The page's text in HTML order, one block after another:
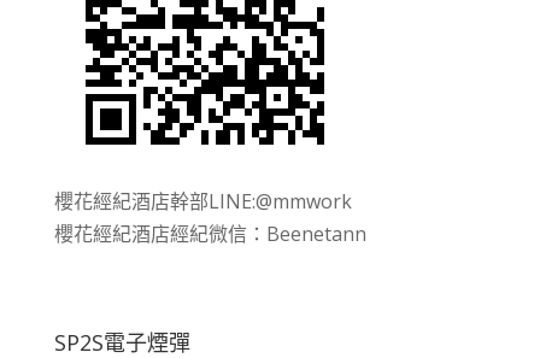
櫻花經紀酒店幹部LINE:@mmwork
櫻花經紀酒店經紀微信：Beenetann
SP2S電子煙彈